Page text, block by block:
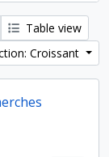
Table view
Croissant